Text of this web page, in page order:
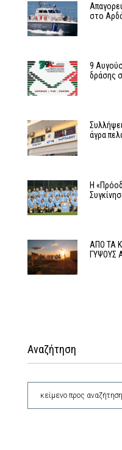
στο
9
δράσης
άγρα
Η
ΑΠΟ ΤΑ
ΓΥΨΟΥΣ
Αναζήτηση